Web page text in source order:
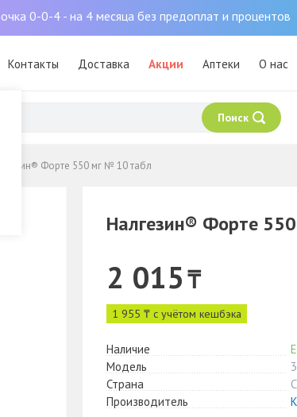
0-0-4 - на 4 месяца без предоплат и процентов
Контакты Доставка Акции Аптеки О нас
Поиск
Форте 550 мг № 10 табл
Налгезин® Форте
2 015₸
1 955 ₸ с учётом кешбэка
Наличие
Модель
Страна
Производитель